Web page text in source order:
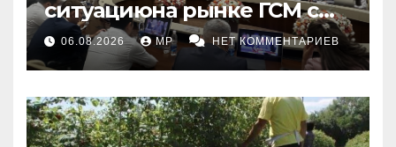
ситуациюна рынке ГСМ с
топливными компаниями
06.08.2026 MP НЕТ КОММЕНТАРИЕВ